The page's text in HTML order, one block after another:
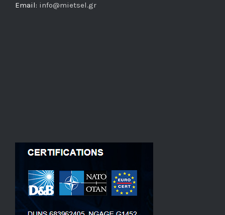
Email: info@mietsel.gr